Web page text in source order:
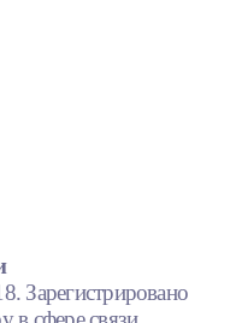
Зарегистрировано